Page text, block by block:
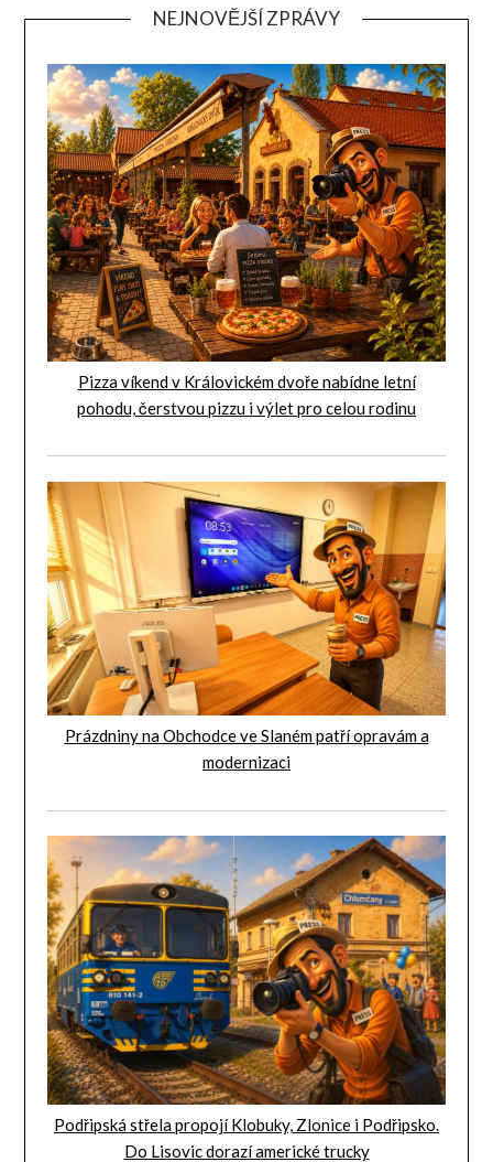
NEJNOVĚJŠÍ ZPRÁVY
Pizza víkend v Královickém dvoře nabídne letní
pohodu, čerstvou pizzu i výlet pro celou rodinu
Prázdniny na Obchodce ve Slaném patří opravám a
modernizaci
Podřipská střela propojí Klobuky, Zlonice i Podřipsko.
Do Lisovic dorazí americké trucky